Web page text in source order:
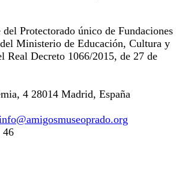
Protectorado único de Fundaciones
Ministerio de Educación, Cultura y
Real Decreto 1066/2015, de 27 de
4 28014 Madrid, España
46